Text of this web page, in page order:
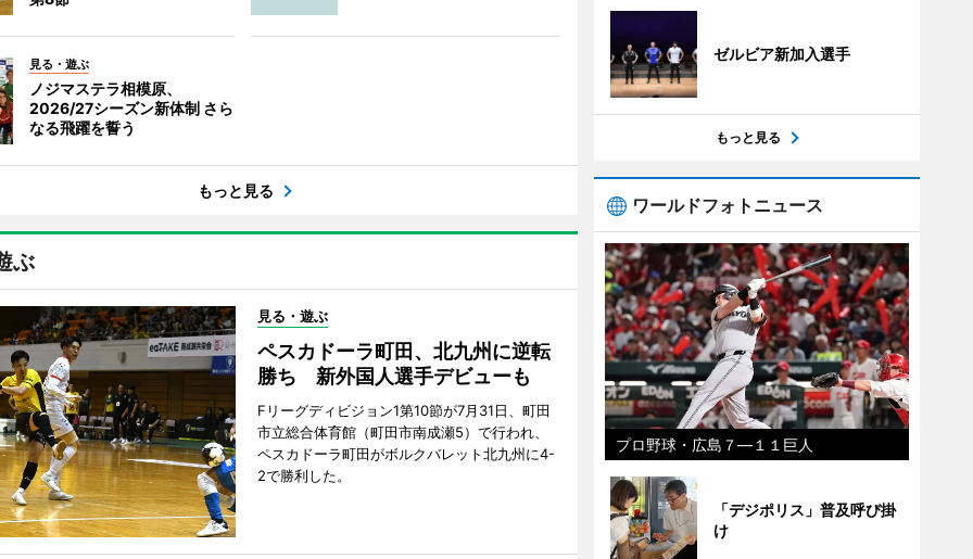
見る・遊ぶ
ノジマステラ相模原、
2026/27シーズン新体制 さら
なる飛躍を誓う
もっと見る
ぶ
見る・遊ぶ
ペスカドーラ町田、北九州に逆転
勝ち 新外国人選手デビューも
Fリーグディビジョン1第10節が7月31日、町田
市立総合体育館（町田市南成瀬5）で行われ、
ペスカドーラ町田がボルクバレット北九州に4-
2で勝利した。
ゼルビア新加入選手
もっと見る
ワールドフォトニュース
プロ野球・広島７―１１巨人
「デジポリス」普及呼び掛
け